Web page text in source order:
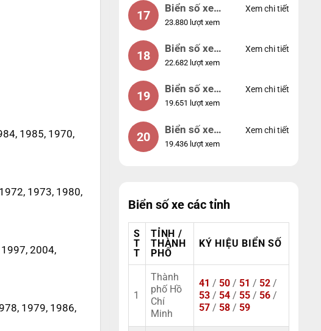
1985, 1970,
1973, 1980,
2004,
1979, 1986,
17
Biển số xe
44953
23.880 lượt xem
Xem chi tiết
18
Biển số xe
74953
22.682 lượt xem
Xem chi tiết
19
Biển số xe
99998
19.651 lượt xem
Xem chi tiết
20
Biển số xe
25525
19.436 lượt xem
Xem chi tiết
Biển số xe các tỉnh
S
T
T
TỈNH /
THÀNH
PHỐ
KÝ HIỆU BIỂN SỐ
1
Thành
phố Hồ
Chí
Minh
41 / 50 / 51 / 52 /
53 / 54 / 55 / 56 /
57 / 58 / 59